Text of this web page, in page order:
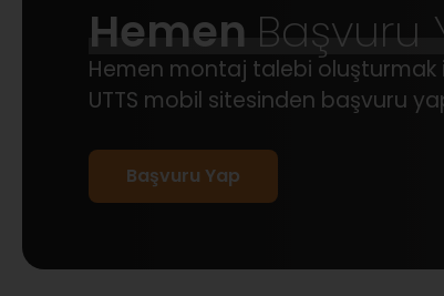
Hemen Başvuru
Hemen montaj talebi oluşturmak
UTTS mobil sitesinden başvuru
Başvuru Yap